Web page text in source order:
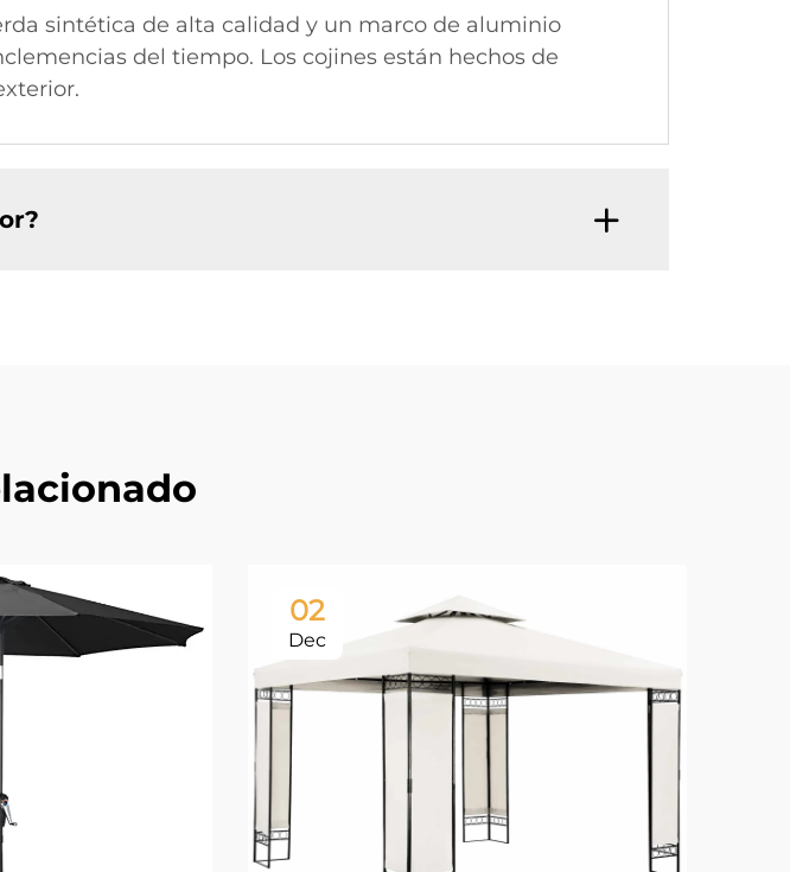
sintética de alta calidad y un marco de aluminio
del tiempo. Los cojines están hechos de
02
Dec